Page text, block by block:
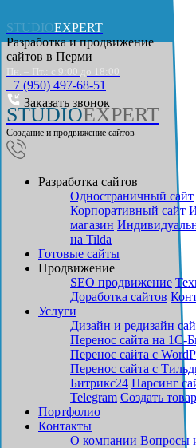
STUDIOEXPERT
Разработка и продвижение
сайтов в Перми
Пн. – Пт.: с 9:00 до 18:00
+7 (950) 497-68-51
Заказать звонок
STUDIOEXPERT
Создание и продвижение сайтов
Разработка сайтов
Одностраничный сайт
Корпоративный сайт
магазин
на Tilda
Готовые сайты
Продвижение
SEO продвижение
Доработка сайтов
Услуги
Дизайн и редизайн
Перенос сайта на 1С-
Перенос сайта с
Перенос сайта с
Битрикс24 Парсинг
Telegram Создать
Портфолио
Контакты
О компании Вопросы